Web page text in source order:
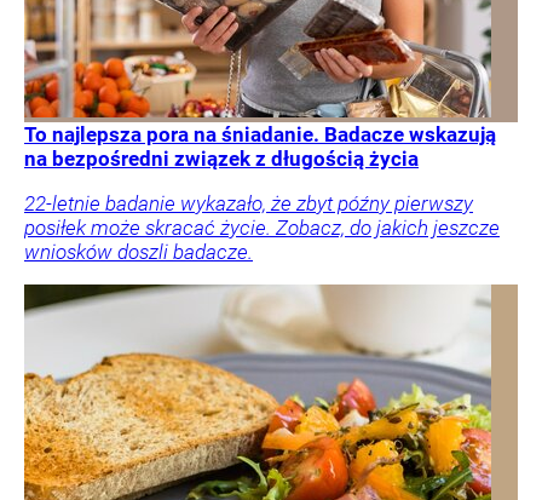
To najlepsza pora na śniadanie. Badacze wskazują
na bezpośredni związek z długością życia
22-letnie badanie wykazało, że zbyt późny pierwszy
posiłek może skracać życie. Zobacz, do jakich jeszcze
wniosków doszli badacze.